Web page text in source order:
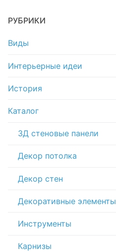
РУБРИКИ
Виды
Интерьерные идеи
История
Каталог
3Д стеновые панели
Декор потолка
Декор стен
Декоративные элементы
Инструменты
Карнизы